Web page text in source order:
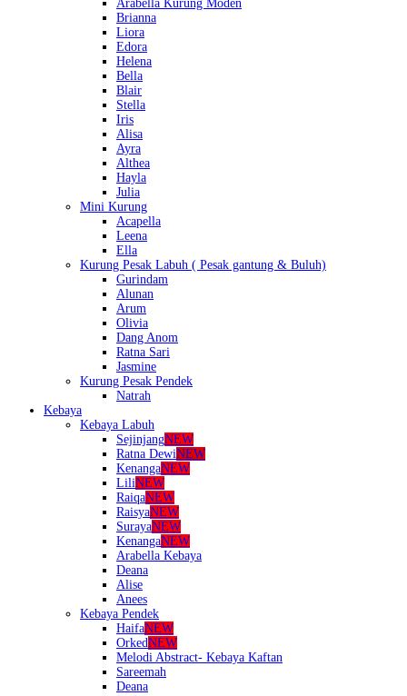
Arabella Kurung Moden
Brianna
Liora
Edora
Helena
Bella
Blair
Stella
Iris
Alisa
Ayra
Althea
Hayla
Julia
Mini Kurung
Acapella
Leena
Ella
Kurung Pesak Labuh ( Pesak gantung & Buluh)
Gurindam
Alunan
Arum
Olivia
Dang Anom
Ratna Sari
Jasmine
Kurung Pesak Pendek
Natrah
Kebaya
Kebaya Labuh
SejinjangNEW
Ratna DewiNEW
KenangaNEW
LiliNEW
RaiqaNEW
RaisyaNEW
SurayaNEW
KenangaNEW
Arabella Kebaya
Deana
Alise
Anees
Kebaya Pendek
HaifaNEW
OrkedNEW
Melodi Abstract- Kebaya Kaftan
Sareemah
Deana